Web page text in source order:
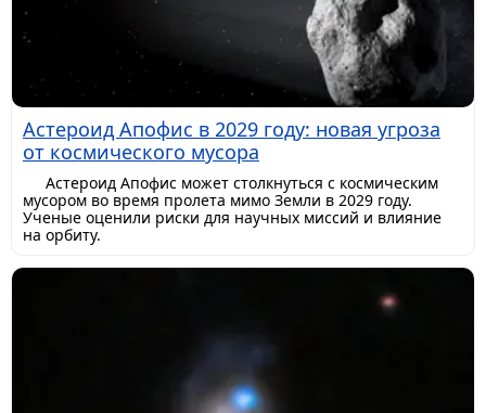
Астероид Апофис в 2029 году: новая угроза
от космического мусора
Астероид Апофис может столкнуться с космическим
мусором во время пролета мимо Земли в 2029 году.
Ученые оценили риски для научных миссий и влияние
на орбиту.